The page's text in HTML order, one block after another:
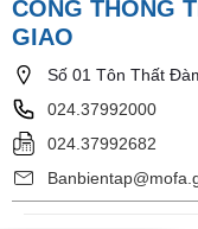
CỔNG THÔNG
GIAO
Số 01 Tôn Thất
024.37992000
024.37992682